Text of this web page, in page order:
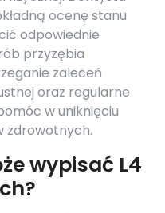
ocenę stanu
odpowiednie
przyzębia
zaleceń
oraz regularne
w uniknięciu
zdrowotnych.
wypisać L4